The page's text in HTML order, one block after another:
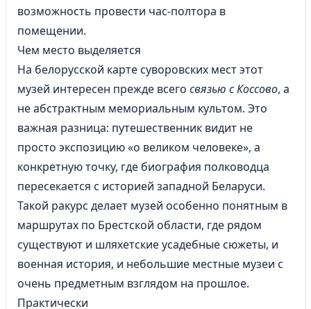
возможность провести час-полтора в
помещении.
Чем место выделяется
На белорусской карте суворовских мест этот
музей интересен прежде всего связью с Коссово, а
не абстрактным мемориальным культом. Это
важная разница: путешественник видит не
просто экспозицию «о великом человеке», а
конкретную точку, где биография полководца
пересекается с историей западной Беларуси.
Такой ракурс делает музей особенно понятным в
маршрутах по Брестской области, где рядом
существуют и шляхетские усадебные сюжеты, и
военная история, и небольшие местные музеи с
очень предметным взглядом на прошлое.
Практически